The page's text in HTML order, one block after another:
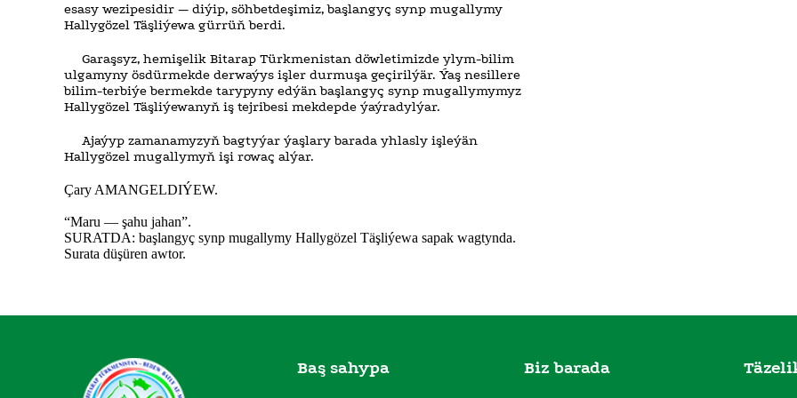
esasy wezipesidir — diýip, söhbetdeşimiz, başlangyç synp mugallymy
Hallygözel Täşliýewa gürrüň berdi.
Garaşsyz, hemişelik Bitarap Türkmenistan döwletimizde ylym-bilim
ulgamyny ösdürmekde derwaýys işler durmuşa geçirilýär. Ýaş nesillere
bilim-terbiýe bermekde tarypyny edýän başlangyç synp mugallymymyz
Hallygözel Täşliýewanyň iş tejribesi mekdepde ýaýradylýar.
Ajaýyp zamanamyzyň bagtyýar ýaşlary barada yhlasly işleýän
Hallygözel mugallymyň işi rowaç alýar.
Çary AMANGELDIÝEW.
“Maru — şahu jahan”.
SURATDA: başlangyç synp mugallymy Hallygözel Täşliýewa sapak wagtynda.
Surata düşüren awtor.
Baş sahypa Biz barada